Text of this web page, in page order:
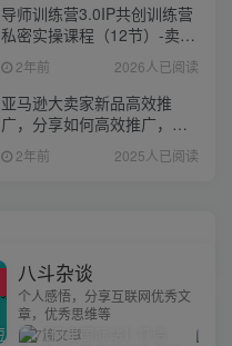
导师训练营3.0IP共创训练营
私密实操课程（12节）-卖项
目的密码成功秘诀
2年前 2026人已阅读
亚马逊大卖家新品高效推
广，分享如何高效推广，打
造百万美金爆款单品
2年前 2025人已阅读
八斗杂谈
个人感悟，分享互联网优秀文
章，优秀思维等
7篇文章